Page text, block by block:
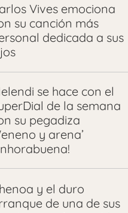
Vives emociona
su canción más
dedicada a sus
se hace con el
de la semana
su pegadiza
y arena’
y el duro
de una de sus